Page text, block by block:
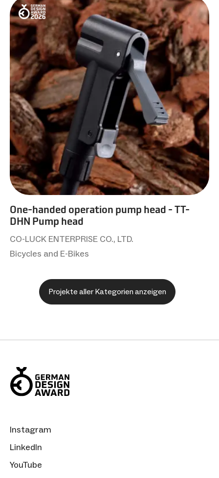
One-handed operation pump head - TT-
DHN Pump head
CO-LUCK ENTERPRISE CO., LTD.
Bicycles and E-Bikes
Projekte aller Kategorien anzeigen
Instagram
LinkedIn
YouTube